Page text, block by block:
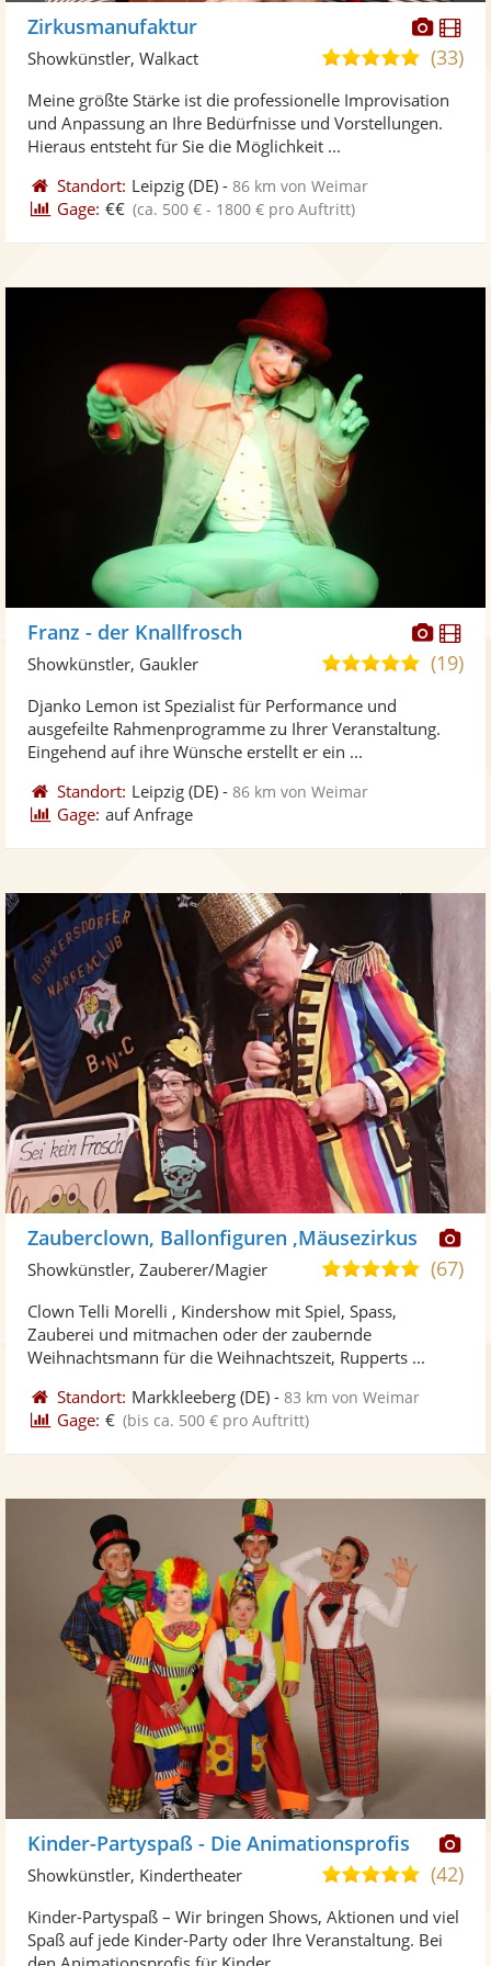
Fotos
Zirkusmanufaktur
5,0
5
Sternen
(33)
Showkünstler, Walkact
Meine größte Stärke ist die professionelle Improvisation
und Anpassung an Ihre Bedürfnisse und Vorstellungen.
Hieraus entsteht für Sie die Möglichkeit ...
Standort: Leipzig (DE) -86 km von Weimar
Gage: €€ (ca. 500 € - 1800 € pro Auftritt)
Franz - der Knallfrosch
5,0
Sternen
(19)
Showkünstler, Gaukler
Djanko Lemon ist Spezialist für Performance und
ausgefeilte Rahmenprogramme zu Ihrer Veranstaltung.
Eingehend auf ihre Wünsche erstellt er ein ...
Standort: Leipzig (DE) -86 km von Weimar
Gage: auf Anfrage
Zauberclown, Ballonfiguren ,Mäusezirkus
4,8(67)
Showkünstler, Zauberer/Magier
Clown Telli Morelli , Kindershow mit Spiel, Spass,
Zauberei und mitmachen oder der zaubernde
Weihnachtsmann für die Weihnachtszeit, Rupperts ...
Standort: Markkleeberg (DE) -83 km von Weimar
Gage: € (bis ca. 500 € pro Auftritt)
Kinder-Partyspaß - Die Animationsprofis
5,0
5
(42)
Showkünstler, Kindertheater
Kinder-Partyspaß – Wir bringen Shows, Aktionen und viel
Spaß auf jede Kinder-Party oder Ihre Veranstaltung. Bei